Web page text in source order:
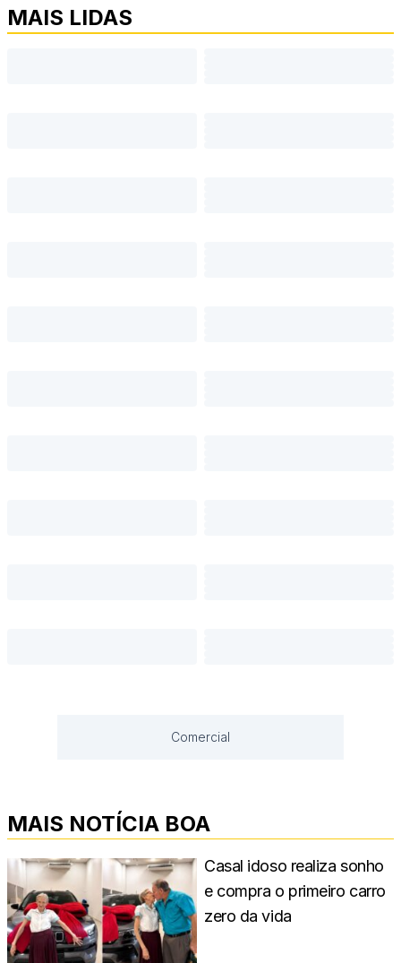
MAIS LIDAS
Comercial
MAIS NOTÍCIA BOA
Casal idoso realiza sonho
e compra o primeiro carro
zero da vida